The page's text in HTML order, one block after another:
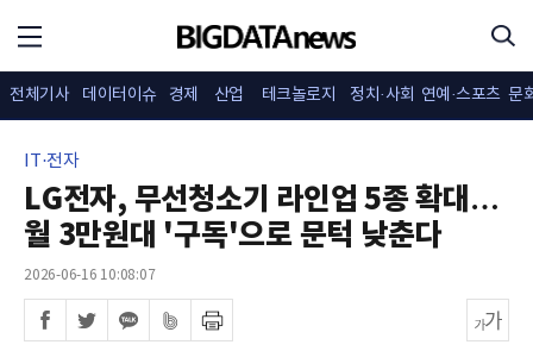
전체기사 데이터이슈 경제 산업 테크놀로지 정치·사회 연예·스포츠 문
IT·전자
LG전자, 무선청소기 라인업 5종 확대…
월 3만원대 '구독'으로 문턱 낮춘다
2026-06-16 10:08:07